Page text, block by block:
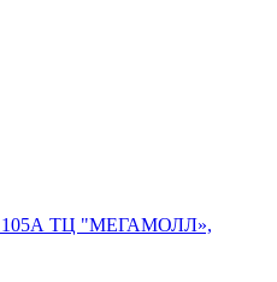
105А ТЦ "МЕГАМОЛЛ»,